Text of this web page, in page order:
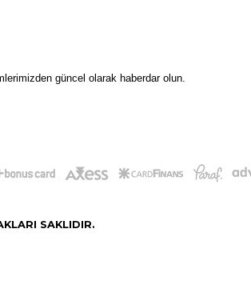
güncel olarak haberdar olun.
SAKLIDIR.